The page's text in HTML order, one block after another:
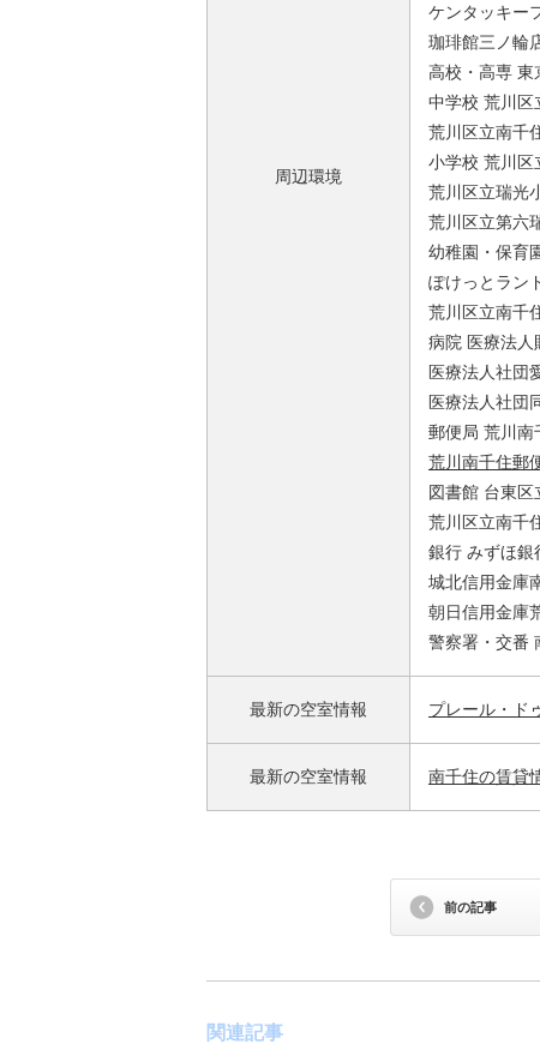
周辺環境
ケンタッキー
珈琲館三ノ輪
高校・高専 東
中学校 荒川区
荒川区立南千
小学校 荒川区
荒川区立瑞光
荒川区立第六
幼稚園・保育
ぽけっとラン
荒川区立南千
病院 医療法人
医療法人社団
医療法人社団
郵便局 荒川南
荒川南千住郵
図書館 台東区
荒川区立南千
銀行 みずほ銀
城北信用金庫
朝日信用金庫
警察署・交番
最新の空室情報 プレール・ド
最新の空室情報 南千住の賃貸
前の記事
関連記事